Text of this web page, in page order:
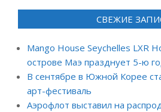
СВЕЖИЕ
Mango House Seychelles LXR
острове Маэ празднует 5-ю
В сентябре в Южной Корее
арт-фестиваль
Аэрофлот выставил на